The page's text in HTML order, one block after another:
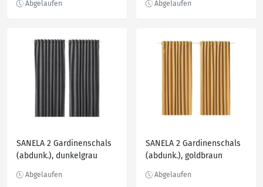
SANELA 2 Gardinenschals
(abdunk.), dunkelgrau
SANELA 2 Gardinenschals
(abdunk.), goldbraun